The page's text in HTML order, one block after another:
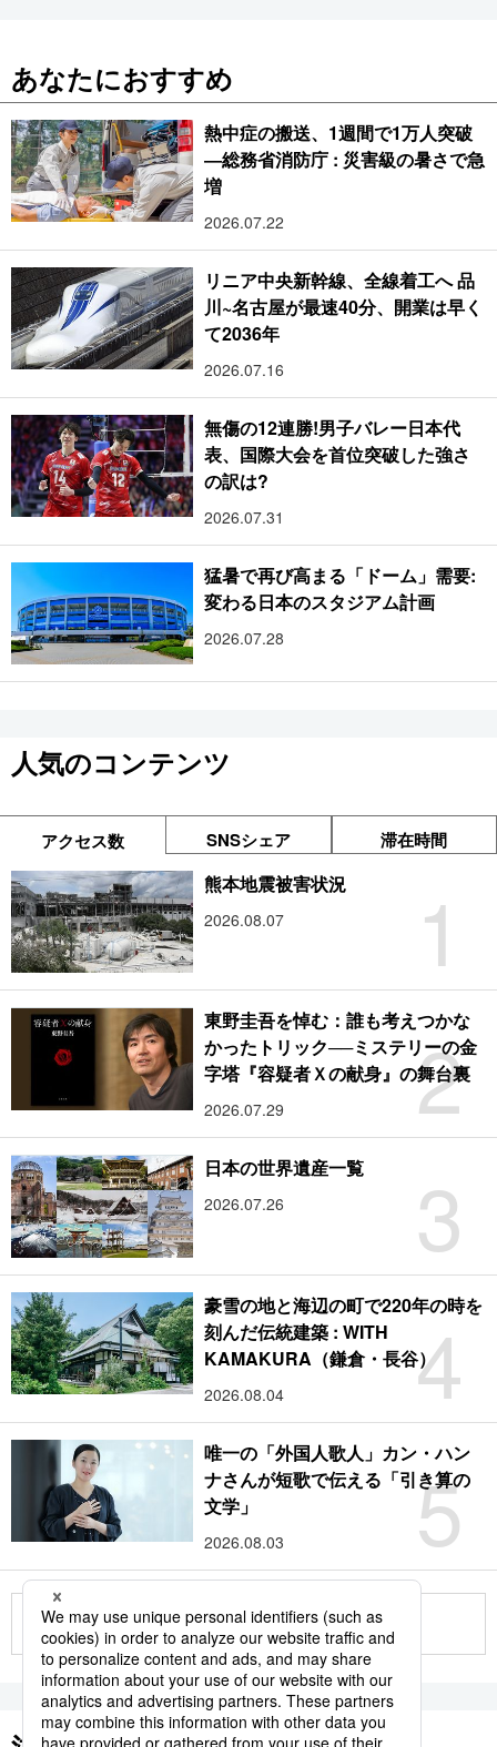
あなたにおすすめ
熱中症の搬送、1週間で1万人突破
―総務省消防庁 : 災害級の暑さで急
増
2026.07.22
リニア中央新幹線、全線着工へ 品
川~名古屋が最速40分、開業は早く
て2036年
2026.07.16
無傷の12連勝!男子バレー日本代
表、国際大会を首位突破した強さ
の訳は?
2026.07.31
猛暑で再び高まる「ドーム」需要:
変わる日本のスタジアム計画
2026.07.28
人気のコンテンツ
アクセス数 SNSシェア 滞在時間
1
熊本地震被害状況
2026.08.07
2
東野圭吾を悼む：誰も考えつかな
かったトリック──ミステリーの金
字塔『容疑者Ｘの献身』の舞台裏
2026.07.29
3
日本の世界遺産一覧
2026.07.26
4
豪雪の地と海辺の町で220年の時を
刻んだ伝統建築 : WITH
KAMAKURA（鎌倉・長谷）
2026.08.04
5
唯一の「外国人歌人」カン・ハン
ナさんが短歌で伝える「引き算の
文学」
2026.08.03
もっと見る